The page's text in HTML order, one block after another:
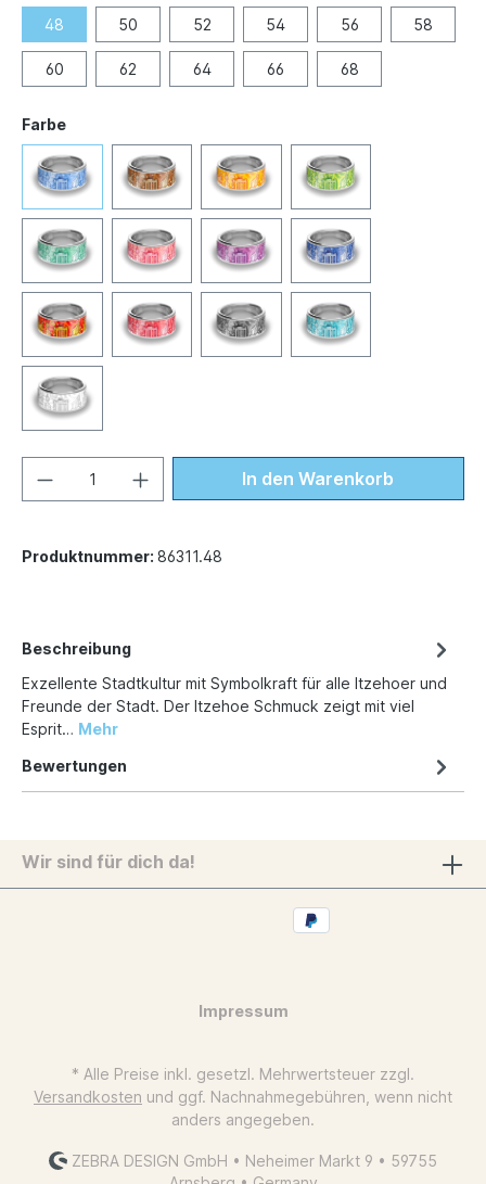
48 50 52 54 56 58
60 62 64 66 68
Farbe
In den Warenkorb
Produktnummer: 86311.48
Beschreibung
Exzellente Stadtkultur mit Symbolkraft für alle Itzehoer und
Freunde der Stadt. Der Itzehoe Schmuck zeigt mit viel
Esprit… Mehr
Bewertungen
Wir sind für dich da!
Impressum
* Alle Preise inkl. gesetzl. Mehrwertsteuer zzgl.
Versandkosten und ggf. Nachnahmegebühren, wenn nicht
anders angegeben.
ZEBRA DESIGN GmbH • Neheimer Markt 9 • 59755